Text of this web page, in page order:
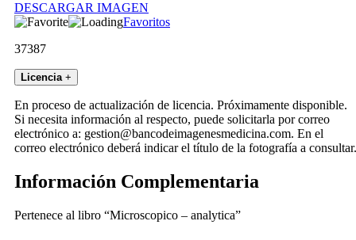
DESCARGAR IMAGEN
Favoritos
37387
Licencia +
En proceso de actualización de licencia. Próximamente disponible.
Si necesita información al respecto, puede solicitarla por correo
electrónico a: gestion@bancodeimagenesmedicina.com. En el
correo electrónico deberá indicar el título de la fotografía a consultar.
Información Complementaria
Pertenece al libro “Microscopico – analytica”